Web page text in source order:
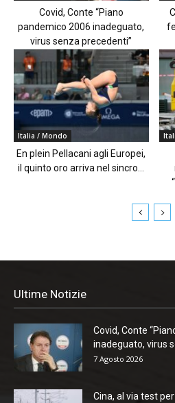
Covid, Conte “Piano
pandemico 2006 inadeguato,
virus senza precedenti”
Italia / Mondo
En plein Pellacani agli Europei,
il quinto oro arriva nel sincro...
Ultime Notizie
Covid, Conte
inadeguato, virus
7 Agosto 2026
Cina, al via test